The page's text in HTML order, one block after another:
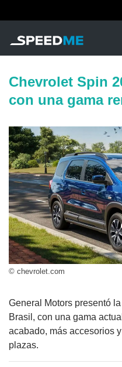
Chevrolet Spin
con una gama
© chevrolet.com
General Motors presentó
Brasil, con una gama
acabado, más accesorios
plazas.